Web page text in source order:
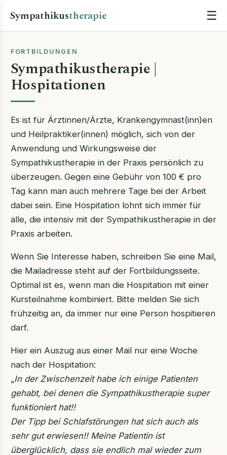
Sympathikustherapie ☰
FORTBILDUNGEN
Sympathikustherapie |
Hospitationen
Es ist für Ärztinnen/Ärzte, Krankengymnast(inn)en
und Heilpraktiker(innen) möglich, sich von der
Anwendung und Wirkungsweise der
Sympathikustherapie in der Praxis persönlich zu
überzeugen. Gegen eine Gebühr von 100 € pro
Tag kann man auch mehrere Tage bei der Arbeit
dabei sein. Eine Hospitation lohnt sich immer für
alle, die intensiv mit der Sympathikustherapie in der
Praxis arbeiten.
Wenn Sie Interesse haben, schreiben Sie eine Mail,
die Mailadresse steht auf der Fortbildungsseite.
Optimal ist es, wenn man die Hospitation mit einer
Kursteilnahme kombiniert. Bitte melden Sie sich
frühzeitig an, da immer nur eine Person hospitieren
darf.
Hier ein Auszug aus einer Mail nur eine Woche
nach der Hospitation:
„In der Zwischenzeit habe ich einige Patienten
gehabt, bei denen die Sympathikustherapie super
funktioniert hat!!
Der Tipp bei Schlafstörungen hat sich auch als
sehr gut erwiesen!! Meine Patientin ist
überglücklich, dass sie endlich mal wieder zum